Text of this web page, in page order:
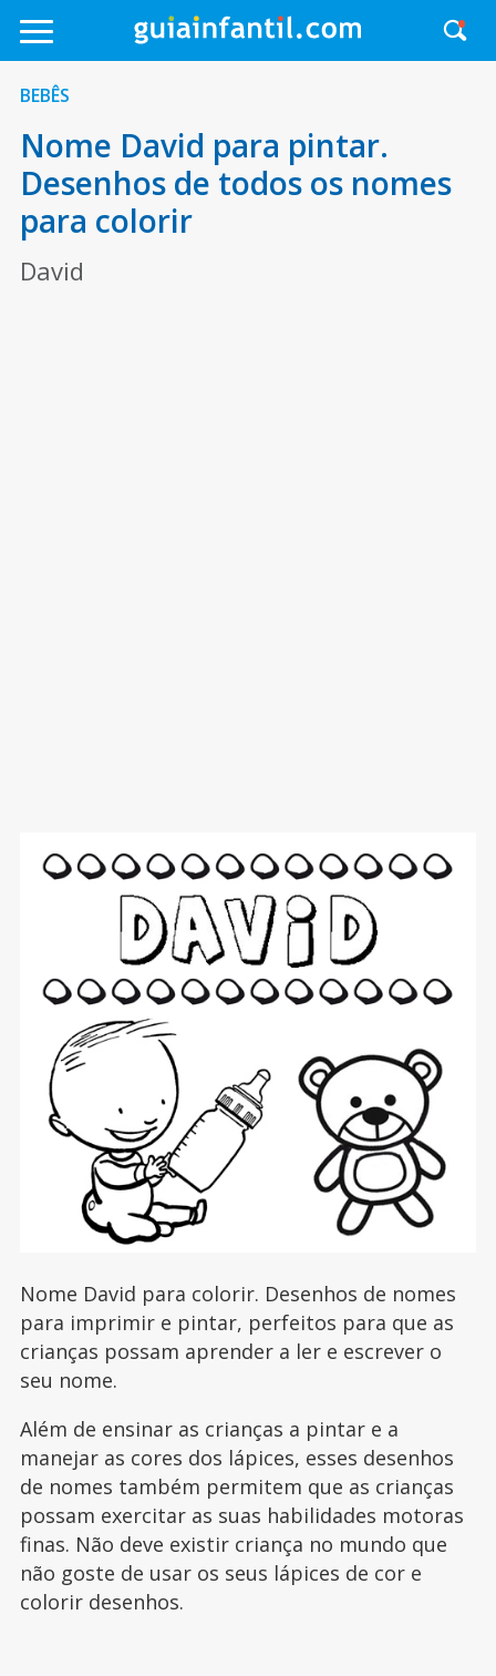
BEBÊS
Nome David para pintar.
Desenhos de todos os nomes
para colorir
David
Nome David para colorir. Desenhos de nomes
para imprimir e pintar, perfeitos para que as
crianças possam aprender a ler e escrever o
seu nome.
Além de ensinar as crianças a pintar e a
manejar as cores dos lápices, esses desenhos
de nomes também permitem que as crianças
possam exercitar as suas habilidades motoras
finas. Não deve existir criança no mundo que
não goste de usar os seus lápices de cor e
colorir desenhos.